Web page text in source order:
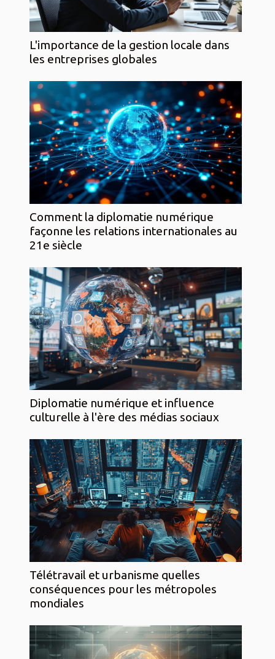
L'importance de la gestion locale dans
les entreprises globales
Comment la diplomatie numérique
façonne les relations internationales au
21e siècle
Diplomatie numérique et influence
culturelle à l'ère des médias sociaux
Télétravail et urbanisme quelles
conséquences pour les métropoles
mondiales